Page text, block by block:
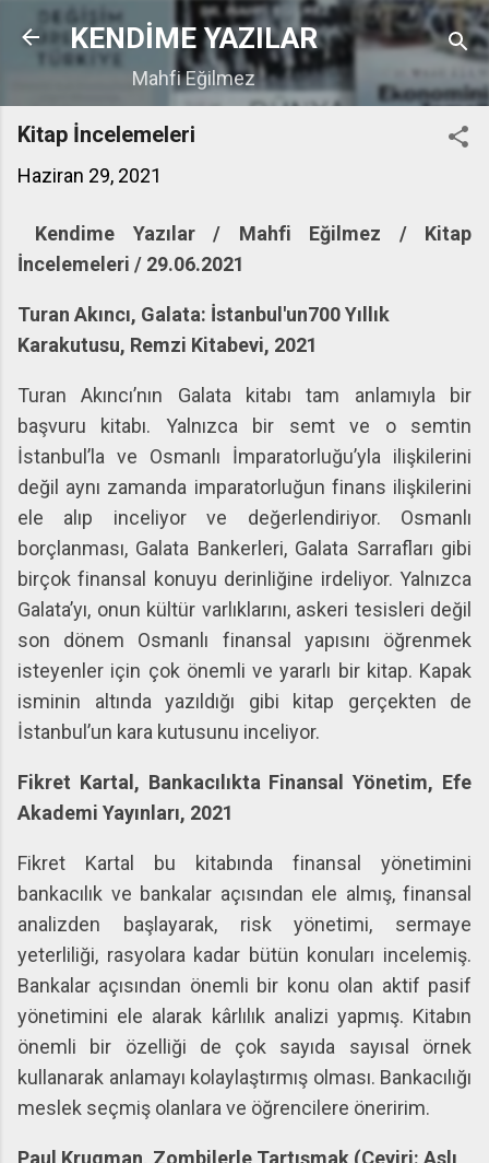
Ana içeriğe atla
KENDİME YAZILAR
Mahfi Eğilmez
Kitap İncelemeleri
Haziran 29, 2021
Kendime Yazılar / Mahfi Eğilmez / Kitap
İncelemeleri / 29.06.2021
Turan Akıncı, Galata: İstanbul'un700 Yıllık
Karakutusu, Remzi Kitabevi, 2021
Turan Akıncı’nın Galata kitabı tam anlamıyla bir
başvuru kitabı. Yalnızca bir semt ve o semtin
İstanbul’la ve Osmanlı İmparatorluğu’yla ilişkilerini
değil aynı zamanda imparatorluğun finans ilişkilerini
ele alıp inceliyor ve değerlendiriyor. Osmanlı
borçlanması, Galata Bankerleri, Galata Sarrafları gibi
birçok finansal konuyu derinliğine irdeliyor. Yalnızca
Galata’yı, onun kültür varlıklarını, askeri tesisleri değil
son dönem Osmanlı finansal yapısını öğrenmek
isteyenler için çok önemli ve yararlı bir kitap. Kapak
isminin altında yazıldığı gibi kitap gerçekten de
İstanbul’un kara kutusunu inceliyor.
Fikret Kartal, Bankacılıkta Finansal Yönetim, Efe
Akademi Yayınları, 2021
Fikret Kartal bu kitabında finansal yönetimini
bankacılık ve bankalar açısından ele almış, finansal
analizden başlayarak, risk yönetimi, sermaye
yeterliliği, rasyolara kadar bütün konuları incelemiş.
Bankalar açısından önemli bir konu olan aktif pasif
yönetimini ele alarak kârlılık analizi yapmış. Kitabın
önemli bir özelliği de çok sayıda sayısal örnek
kullanarak anlamayı kolaylaştırmış olması. Bankacılığı
meslek seçmiş olanlara ve öğrencilere öneririm.
Paul Krugman, Zombilerle Tartışmak (Çeviri: Aslı